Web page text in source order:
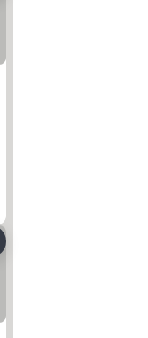
do ulubionych